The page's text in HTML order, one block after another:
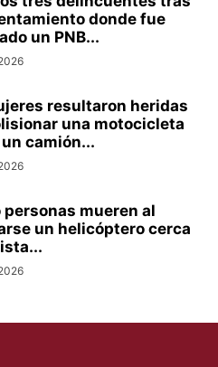
donde fue
un PNB...
resultaron heridas
una motocicleta
camión...
personas mueren al
un helicóptero cerca